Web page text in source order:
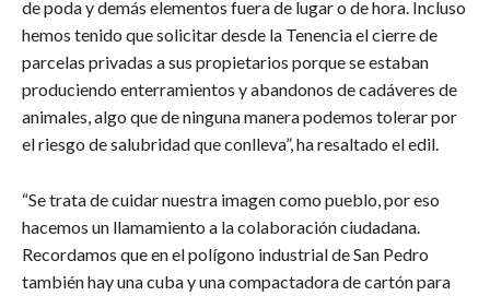
de poda y demás elementos fuera de lugar o de hora. Incluso
hemos tenido que solicitar desde la Tenencia el cierre de
parcelas privadas a sus propietarios porque se estaban
produciendo enterramientos y abandonos de cadáveres de
animales, algo que de ninguna manera podemos tolerar por
el riesgo de salubridad que conlleva”, ha resaltado el edil.
“Se trata de cuidar nuestra imagen como pueblo, por eso
hacemos un llamamiento a la colaboración ciudadana.
Recordamos que en el polígono industrial de San Pedro
también hay una cuba y una compactadora de cartón para